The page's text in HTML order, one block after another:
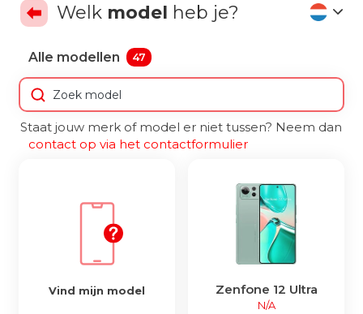
Welk model heb je?
Alle modellen 47
Staat jouw merk of model er niet tussen? Neem dan
contact op via het contactformulier
Vind mijn model Zenfone 12 Ultra
N/A